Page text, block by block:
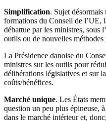
Simplification. Sujet désormais
formations du Conseil de l’UE,
débattue par les ministres, sous
outils ou de nouvelles
La Présidence danoise du
ministres sur les outils pour
délibérations législatives et sur
coûts/bénéfices.
Marché unique. Les États
question un peu plus épineuse,
dans le marché intérieur et,